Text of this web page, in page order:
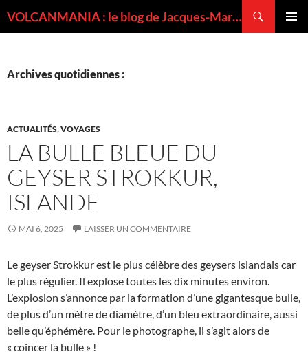
VOLCANMANIA : le blog de Jacques-Marie BARDINTZEFF, volcanologue
Archives quotidiennes :
ACTUALITÉS,VOYAGES
LA BULLE BLEUE DU
GEYSER STROKKUR,
ISLANDE
MAI 6, 2025 LAISSER UN COMMENTAIRE
Le geyser Strokkur est le plus célèbre des geysers islandais car
le plus régulier. Il explose toutes les dix minutes environ.
L’explosion s’annonce par la formation d’une gigantesque bulle,
de plus d’un mètre de diamètre, d’un bleu extraordinaire, aussi
belle qu’éphémère. Pour le photographe, il s’agit alors de
« coincer la bulle » !